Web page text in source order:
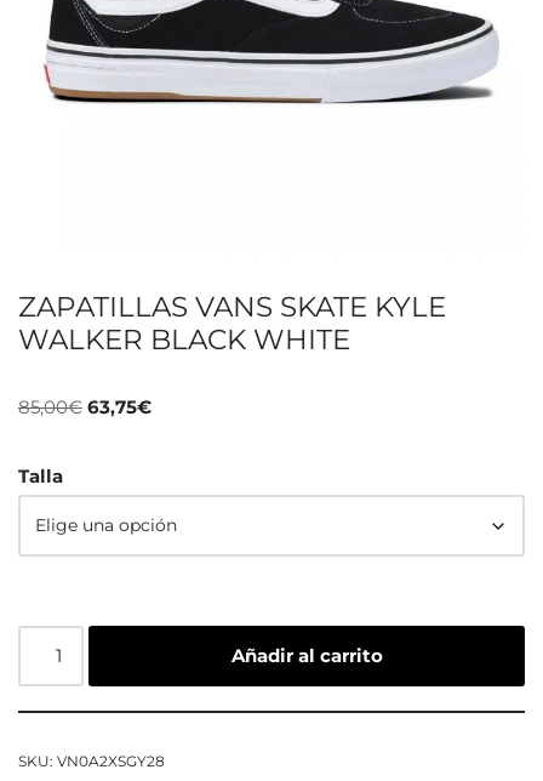
ZAPATILLAS VANS SKATE KYLE
WALKER BLACK WHITE
85,00€ 63,75€
Talla
Añadir al carrito
SKU: VN0A2XSGY28